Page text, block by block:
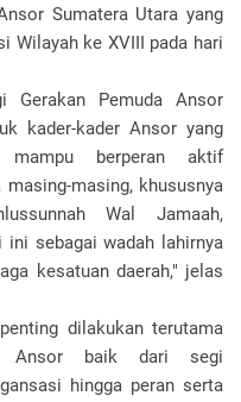
Sumatera Utara yang
Wilayah ke XVIII pada hari
Gerakan Pemuda Ansor
kader-kader Ansor yang
berperan aktif
masing, khususnya
Wal Jamaah,
ini sebagai wadah lahirnya
kesatuan daerah," jelas
dilakukan terutama
Ansor baik dari segi
hingga peran serta